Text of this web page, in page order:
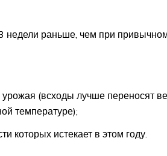
недели раньше, чем при
(всходы лучше переносят
температуре);
которых истекает в этом году.